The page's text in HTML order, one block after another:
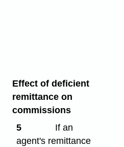
Effect of deficient
remittance on
commissions
5
If an
agent's remittance